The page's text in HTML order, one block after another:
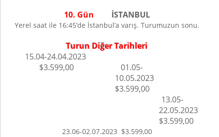
10. Gün İSTANBUL
Yerel saat ile 16:45’de İstanbul’a varış. Turumuzun sonu.
Turun Diğer Tarihleri
15.04-24.04.2023
$3.599,00
01.05-
10.05.2023
$3.599,00
13.05-
22.05.2023
$3.599,00
23.06-02.07.2023 $3.599,00